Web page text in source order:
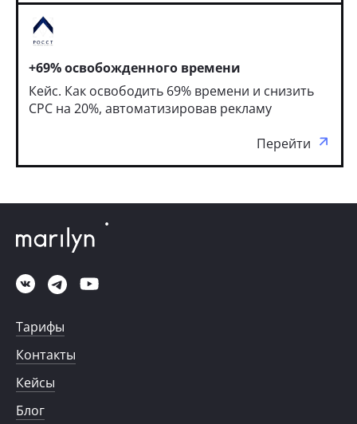
+69% освобожденного времени
Кейс. Как освободить 69% времени и снизить
CPC на 20%, автоматизировав рекламу
Перейти
Тарифы
Контакты
Кейсы
Блог